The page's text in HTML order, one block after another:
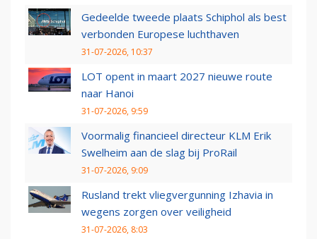
Gedeelde tweede plaats Schiphol als best
verbonden Europese luchthaven
31-07-2026, 10:37
LOT opent in maart 2027 nieuwe route
naar Hanoi
31-07-2026, 9:59
Voormalig financieel directeur KLM Erik
Swelheim aan de slag bij ProRail
31-07-2026, 9:09
Rusland trekt vliegvergunning Izhavia in
wegens zorgen over veiligheid
31-07-2026, 8:03